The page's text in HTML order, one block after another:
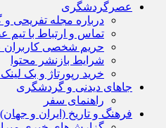
عصرگردشگری
درباره مجله تفریحی
تماس و ارتباط با
حریم شخصی
شرایط بازنشر محتوا
خرید رپورتاژ و بک
جاهای دیدنی و گردشگری
راهنمای سفر
فرهنگ و تاریخ (ایران و جهان)